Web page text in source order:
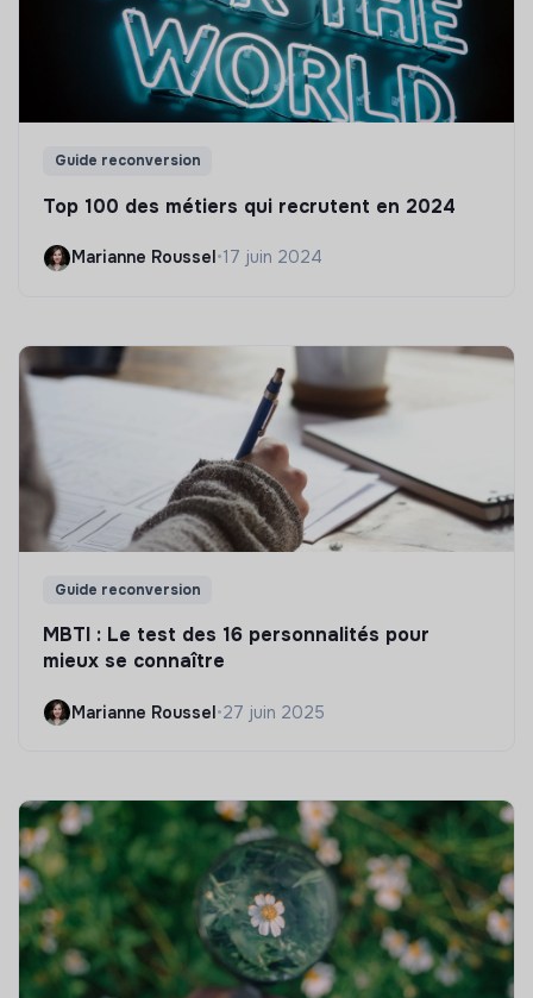
Guide reconversion
Top 100 des métiers qui recrutent en 2024
Marianne Roussel•17 juin 2024
Guide reconversion
MBTI : Le test des 16 personnalités pour
mieux se connaître
Marianne Roussel•27 juin 2025